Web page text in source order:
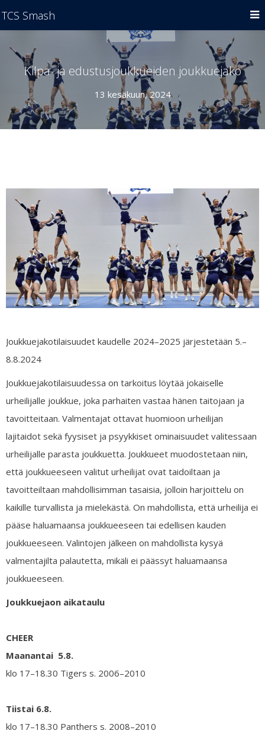
Kilpa- ja edustusjoukkueiden joukkuejako
13 kesäkuun, 2024
Joukkuejakotilaisuudet kaudelle 2024–2025 järjestetään 5.–
8.8.2024
Joukkuejakotilaisuudessa on tarkoitus löytää jokaiselle
urheilijalle joukkue, joka parhaiten vastaa hänen taitojaan ja
tavoitteitaan. Valmentajat ottavat huomioon urheilijan
lajitaidot sekä fyysiset ja psyykkiset ominaisuudet valitessaan
urheilijalle parasta joukkuetta. Joukkueet muodostetaan niin,
että joukkueeseen valitut urheilijat ovat taidoiltaan ja
tavoitteiltaan mahdollisimman tasaisia, jolloin harjoittelu on
kaikille turvallista ja mielekästä. On mahdollista, että urheilija ei
pääse haluamaansa joukkueeseen tai edellisen kauden
joukkueeseen. Valintojen jälkeen on mahdollista kysyä
valmentajilta palautetta, mikäli ei päässyt haluamaansa
joukkueeseen.
Joukkuejaon aikataulu
CHEER
Maanantai 5.8.
klo 17–18.30 Tigers s. 2006–2010
Tiistai 6.8.
klo 17–18.30 Panthers s. 2008–2010
TCS Smash